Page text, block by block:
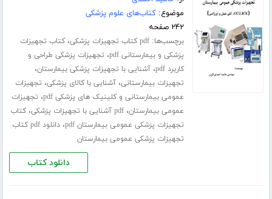
موضوع:کتاب‌های علوم پزشکی
۲۴۲ صفحه
برچسب‌ها:pdf کتاب تجهیزات پزشکی ،کتاب تجهیزات
پزشکی و بیمارستانی pdf
، تجهیزات پزشکی طراحی و
کاربرد pdf
،آشنایی با تجهیزات پزشکی بیمارستان،
تجهیزات بیمارستانی،آشنایی با کالای پزشکی، تجهیزات
عمومی بیمارستانی و کلینیک های پزشکی pdf
، تجهیزات
عمومی بیمارستان،pdf آشنایی با تجهیزات پزشکی ،کتاب
تجهیزات پزشکی عمومی بیمارستان pdf
،
دانلود pdf کتاب
تجهیزات پزشکی عمومی بیمارستان
دانلود کتاب